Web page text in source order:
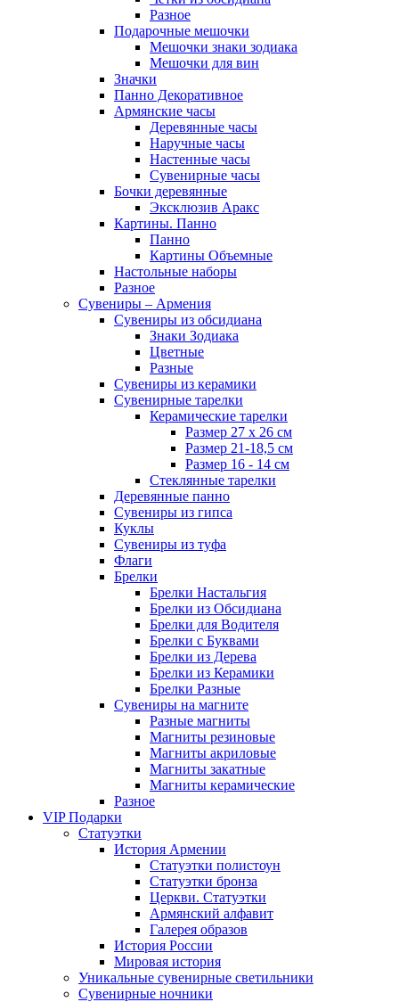
Разное
Подарочные мешочки
Мешочки знаки зодиака
Мешочки для вин
Значки
Панно Декоративное
Армянские часы
Деревянные часы
Наручные часы
Настенные часы
Сувенирные часы
Бочки деревянные
Эксклюзив Аракс
Картины. Панно
Панно
Картины Объемные
Настольные наборы
Разное
Сувениры – Армения
Сувениры из обсидиана
Знаки Зодиака
Цветные
Разные
Сувениры из керамики
Сувенирные тарелки
Керамические тарелки
Размер 27 х 26 см
Размер 21-18,5 см
Размер 16 - 14 см
Стеклянные тарелки
Деревянные панно
Сувениры из гипса
Куклы
Сувениры из туфа
Флаги
Брелки
Брелки Настальгия
Брелки из Обсидиана
Брелки для Водителя
Брелки с Буквами
Брелки из Дерева
Брелки из Керамики
Брелки Разные
Сувениры на магните
Разные магниты
Магниты резиновые
Магниты акриловые
Магниты закатные
Магниты керамические
Разное
VIP Подарки
Статуэтки
История Армении
Статуэтки полистоун
Статуэтки бронза
Церкви. Статуэтки
Армянский алфавит
Галерея образов
История России
Мировая история
Уникальные сувенирные светильники
Сувенирные ночники